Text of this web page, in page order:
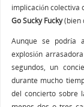
implicación colectiva
Go Sucky Fucky(bien
Aunque se podría
explosión
segundos, un
durante mucho
del concierto sobre